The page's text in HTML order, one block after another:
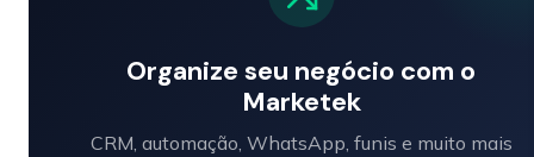
Organize seu negócio com o
Marketek
CRM, automação, WhatsApp, funis e muito mais